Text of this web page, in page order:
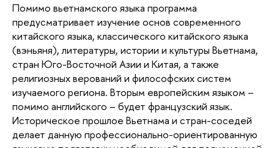
Помимо вьетнамского языка программа
предусматривает изу­чение основ современного
китайского языка, классического китайского языка
(вэньяня), литературы, истории и культуры Вьетнама,
стран Юго-Восточной Азии и Китая, а также
религиозных верований и философских систем
изучаемого региона. Вторым европейским языком –
помимо английского – будет французский язык.
Историческое прошлое Вьетнама и стран-соседей
делает данную профессионально-ориентированную